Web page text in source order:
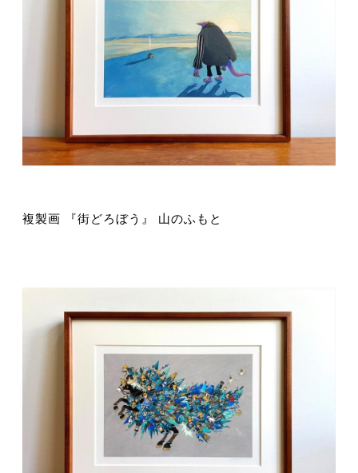
複製画 『街どろぼう』 山のふもと